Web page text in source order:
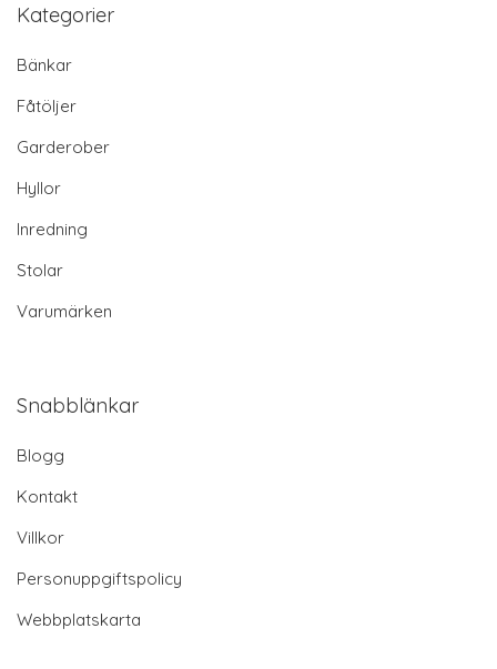
Kategorier
Bänkar
Fåtöljer
Garderober
Hyllor
Inredning
Stolar
Varumärken
Snabblänkar
Blogg
Kontakt
Villkor
Personuppgiftspolicy
Webbplatskarta